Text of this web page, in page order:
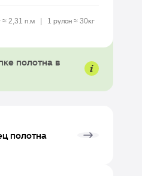
≈ 2,31 п.м 1 рулон ≈ 30кг
полотна в
полотна